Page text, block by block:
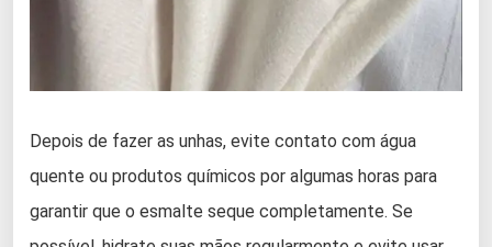
Depois de fazer as unhas, evite contato com água
quente ou produtos químicos por algumas horas para
garantir que o esmalte seque completamente. Se